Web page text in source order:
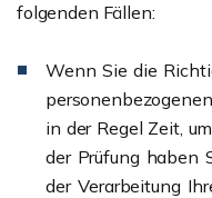
folgenden Fällen:
Wenn Sie die
in der Regel Zeit,
der Prüfung haben
der Verarbeitung